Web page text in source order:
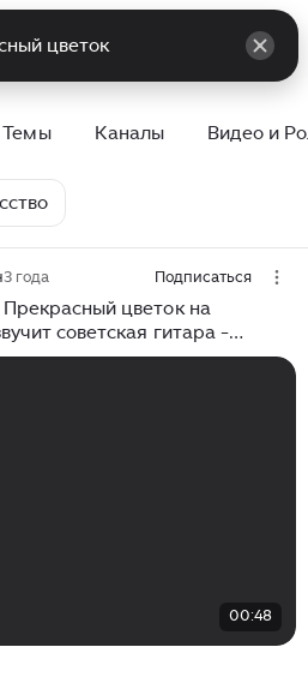
Темы Каналы Видео и
3 года Подписаться
цветок на
советская гитара -
00:48